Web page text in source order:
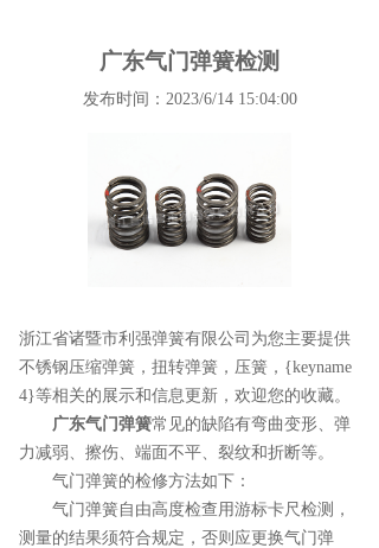
广东气门弹簧检测
发布时间：2023/6/14 15:04:00
浙江省诸暨市利强弹簧有限公司为您主要提供
不锈钢压缩弹簧 ，扭转弹簧，压簧，{keyname
4}等相关的展示和信息更新，欢迎您的收藏。
广东气门弹簧常见的缺陷有弯曲变形、弹
力减弱、擦伤、端面不平、裂纹和折断等。
气门弹簧的检修方法如下：
气门弹簧自由高度检查用游标卡尺检测，
测量的结果须符合规定，否则应更换气门弹